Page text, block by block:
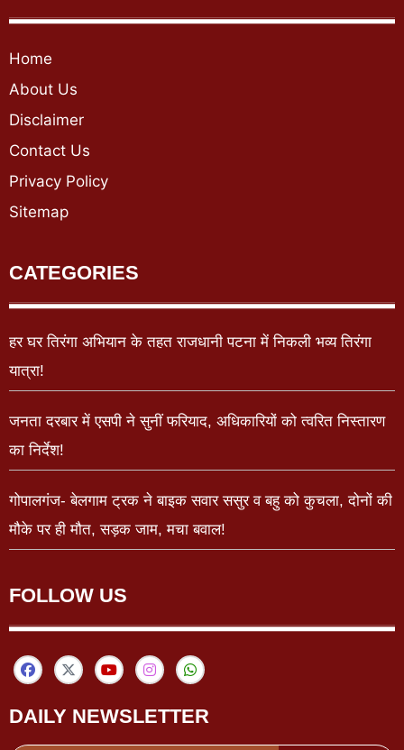
Home
About Us
Disclaimer
Contact Us
Privacy Policy
Sitemap
CATEGORIES
हर घर तिरंगा अभियान के तहत राजधानी पटना में निकली भव्य तिरंगा
यात्रा!
जनता दरबार में एसपी ने सुनीं फरियाद, अधिकारियों को त्वरित निस्तारण
का निर्देश!
गोपालगंज- बेलगाम ट्रक ने बाइक सवार ससुर व बहु को कुचला, दोनों की
मौके पर ही मौत, सड़क जाम, मचा बवाल!
FOLLOW US
DAILY NEWSLETTER